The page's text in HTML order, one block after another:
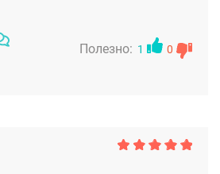
Результат классный
говорит, что будет
- снова почувствовать
Полезно: 1 0